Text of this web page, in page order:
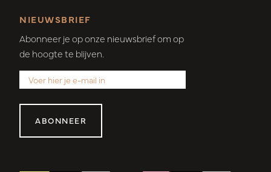
NIEUWSBRIEF
Abonneer je op onze nieuwsbrief om op
de hoogte te blijven.
ABONNEER